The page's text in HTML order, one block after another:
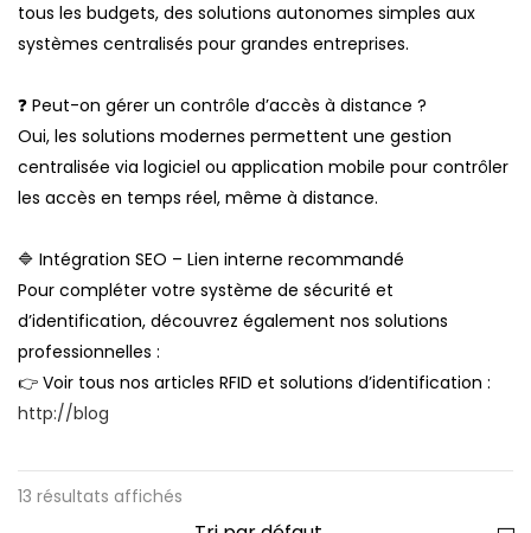
tous les budgets, des solutions autonomes simples aux
systèmes centralisés pour grandes entreprises.
❓ Peut-on gérer un contrôle d’accès à distance ?
Oui, les solutions modernes permettent une gestion
centralisée via logiciel ou application mobile pour contrôler
les accès en temps réel, même à distance.
🔷 Intégration SEO – Lien interne recommandé
Pour compléter votre système de sécurité et
d’identification, découvrez également nos solutions
professionnelles :
👉 Voir tous nos articles RFID et solutions d’identification :
http://blog
13 résultats affichés